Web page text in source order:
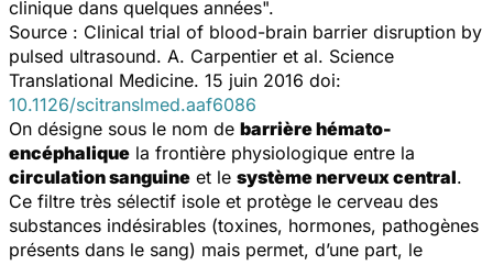
clinique dans quelques années".
Source : Clinical trial of blood-brain barrier disruption by
pulsed ultrasound. A. Carpentier et al. Science
Translational Medicine. 15 juin 2016 doi:
10.1126/scitranslmed.aaf6086
On désigne sous le nom de barrière hémato-
encéphalique la frontière physiologique entre la
circulation sanguine et le système nerveux central.
Ce filtre très sélectif isole et protège le cerveau des
substances indésirables (toxines, hormones, pathogènes
présents dans le sang) mais permet, d’une part, le